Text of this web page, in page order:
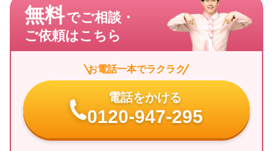
無料でご相談・
ご依頼はこちら
お電話一本でラクラク
電話をかける
0120-947-295